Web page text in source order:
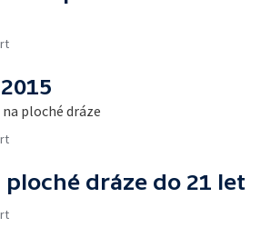
ploché dráze
ploché dráze do 21 let